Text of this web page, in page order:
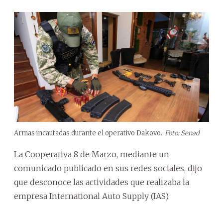
Armas incautadas durante el operativo Dakovo. Foto: Senad
La Cooperativa 8 de Marzo, mediante un
comunicado publicado en sus redes sociales, dijo
que desconoce las actividades que realizaba la
empresa International Auto Supply (IAS).